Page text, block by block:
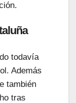
todavía
Además
también
tras